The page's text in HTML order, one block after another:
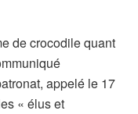
de crocodile quant
appelé le 17
« élus et